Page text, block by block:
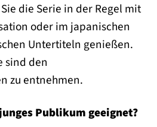
die Serie in der Regel mit
oder im japanischen
Untertiteln genießen.
sind den
zu entnehmen.
Publikum geeignet?